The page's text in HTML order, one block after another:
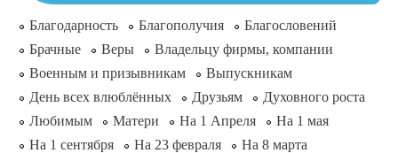
Благодарность Благополучия
Благословений
Брачные
Веры
Владельцу фирмы, компании
Военным и призывникам
Выпускникам
День всех влюблённых
Друзьям
Духовного роста
Любимым
Матери На 1 Апреля
На 1 мая
На 1 сентября
На 23 февраля
На 8 марта